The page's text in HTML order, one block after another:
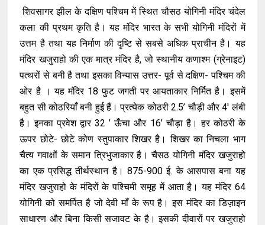
शिवसागर झील के दक्षिण पश्चिम में स्थित चौसठ योगिनी मंदिर चंदेल
कला की प्रथम कृति है। यह मंदिर भारत के सभी योगिनी मंदिरों में
उत्तम है तथा यह निर्माण की दृष्टि से सबसे अधिक प्राचीन है। यह
मंदिर खजुराहो की एक मात्र मंदिर है, जो स्थानीय कणाश्म (ग्रेनाइट)
पत्थरों से बनी है तथा इसका विन्यास उत्तर- पूर्व से दक्षिण- पश्चिम की
ओर है । यह मंदिर 18 फुट जगती पर आयताकार निर्मित है। इसमें
बहुत सी कोठरियाँ बनी हुई हैं। प्रत्येक कोठरी 2.5’ चौड़ी और 4' लंबी
है। इनका प्रवेश द्वार 32 ’ ऊँचा और 16’ चौड़ा है। हर कोठरी के
ऊपर छोटे- छोटे कोण स्तुपाकार शिखर है। शिखर का निचला भाग
चैत्य गवाक्षों के समान त्रिभुजाकार है। चैसठ योगिनी मंदिर खजुराहो
का एक प्रसिद्ध तीर्थस्थान है। 875-900 ई. के आसपास बना यह
मंदिर खजुराहो के मंदिरों के पश्चिमी समूह में आता है। यह मंदिर 64
योगिनी को समर्पित है जो देवी माँ के रूप है। इस मंदिर का डिज़ाइन
साधारण और बिना किसी सजावट के है। इसकी दीवारों पर खजुराहो